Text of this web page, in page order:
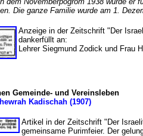
Die ganze Familie wurde am 1.
Anzeige in der Zeitschrift "Der
dankerfüllt an:
Lehrer Siegmund Zodick und Frau
Gemeinde- und Vereinsleben
Kadischah (1907)
Artikel in der Zeitschrift "Der
gemeinsame Purimfeier. Der